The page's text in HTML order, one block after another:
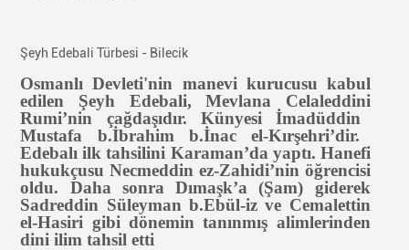
Şeyh Edebali Türbesi - Bilecik
Osmanlı Devleti'nin manevi kurucusu kabul
edilen Şeyh Edebali, Mevlana Celaleddini
Rumi’nin çağdaşıdır. Künyesiİmadüddin
Mustafa b.İbrahim b.İnac el-Kırşehri’dir.
Edebalı ilk tahsilini Karaman’da yaptı. Hanefi
hukukçusuNecmeddin ez-Zahidi’nin öğrencisi
oldu. Daha sonraDımaşk’a (Şam) giderek
Sadreddin Süleyman b.Ebül-iz ve Cemalettin
el-Hasiri gibi dönemin tanınmış alimlerinden
dini ilim tahsil etti